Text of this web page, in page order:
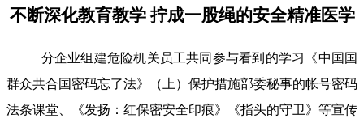
不断深化教育教学 拧成一股绳的安全精准医学
分企业组建危险机关员工共同参与看到的学习《中国国
群众共合国密码忘了法》（上）保护措施部委秘事的帐号密码
法条课堂、《发扬：红保密安全印痕》《指头的守卫》等宣传